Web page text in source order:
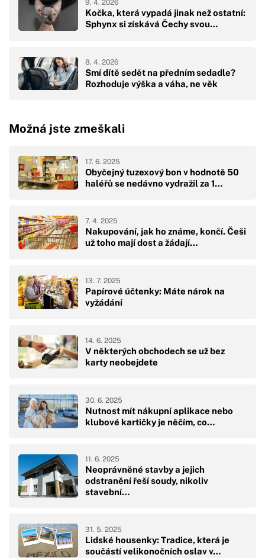
Kočka, která vypadá jinak než ostatní:
Sphynx si získává Čechy svou…
9. 4. 2026
Smí dítě sedět na předním sedadle?
Rozhoduje výška a váha, ne věk
8. 4. 2026
Možná jste zmeškali
Obyčejný tuzexový bon v hodnotě 50
haléřů se nedávno vydražil za 1…
17. 6. 2025
Nakupování, jak ho známe, končí. Češi
už toho mají dost a žádají…
7. 4. 2025
Papírové účtenky: Máte nárok na
vyžádání
13. 7. 2025
V některých obchodech se už bez
karty neobejdete
14. 6. 2025
Nutnost mít nákupní aplikace nebo
klubové kartičky je něčím, co…
30. 6. 2025
Neoprávněné stavby a jejich
odstranění řeší soudy, nikoliv
stavební…
11. 6. 2025
Lidské housenky: Tradice, která je
součástí velikonočních oslav v…
31. 5. 2025